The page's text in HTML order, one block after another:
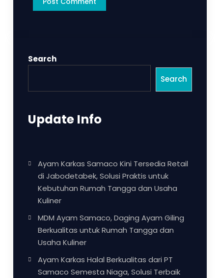
Search
Search
Update Info
Ayam Karkas Samaco Kini Tersedia Retail
di Jabodetabek, Solusi Praktis untuk
Kebutuhan Rumah Tangga dan Usaha
Kuliner
MDM Ayam Samaco, Daging Ayam Giling
Berkualitas untuk Rumah Tangga dan
Usaha Kuliner
Ayam Karkas Halal Berkualitas dari PT
Samaco Semesta Niaga, Solusi Terbaik